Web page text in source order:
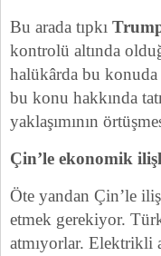
Bu arada tıpkı
kontrolü altında
halükârda bu konuda
bu konu hakkında
yaklaşımının
Çin’le ekonomik
Öte yandan Çin’le
etmek gerekiyor.
atmıyorlar. Elektrikli